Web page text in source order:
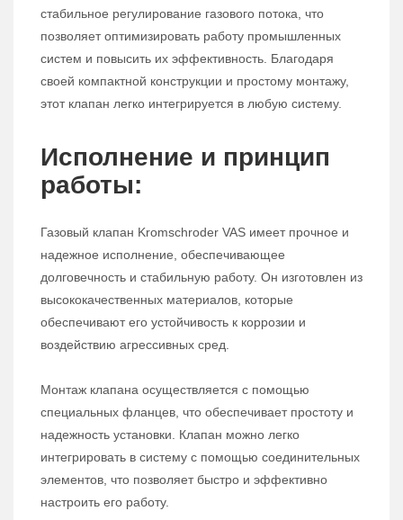
стабильное регулирование газового потока, что
позволяет оптимизировать работу промышленных
систем и повысить их эффективность. Благодаря
своей компактной конструкции и простому монтажу,
этот клапан легко интегрируется в любую систему.
Исполнение и принцип
работы:
Газовый клапан Kromschroder VAS имеет прочное и
надежное исполнение, обеспечивающее
долговечность и стабильную работу. Он изготовлен из
высококачественных материалов, которые
обеспечивают его устойчивость к коррозии и
воздействию агрессивных сред.
Монтаж клапана осуществляется с помощью
специальных фланцев, что обеспечивает простоту и
надежность установки. Клапан можно легко
интегрировать в систему с помощью соединительных
элементов, что позволяет быстро и эффективно
настроить его работу.